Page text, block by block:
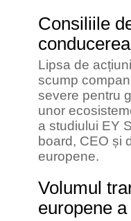
Consiliile
Lipsa de
scump
severe pentru
unor
a studiului EY
board, CEO și
europene.
Volumul
europene